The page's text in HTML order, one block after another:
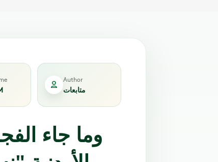
Author
متابعات